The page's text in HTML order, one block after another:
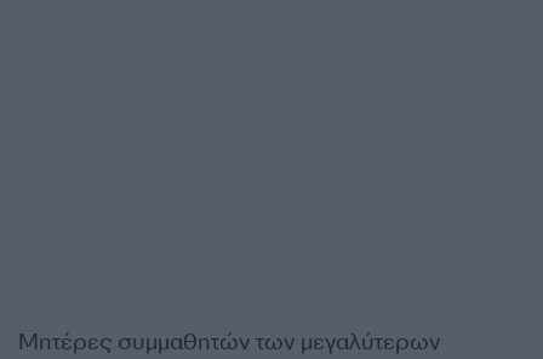
Μητέρες συμμαθητών των μεγαλύτερων